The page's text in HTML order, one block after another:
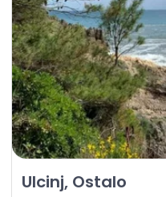
Satılık - Arazi Ulcinj,
Ulcinj, Ostalo